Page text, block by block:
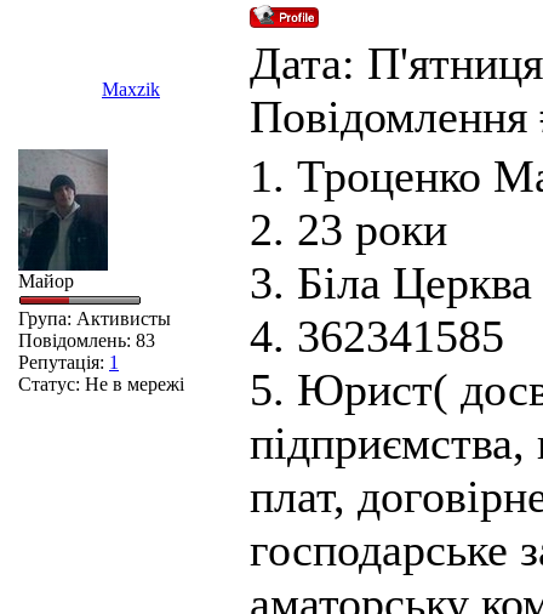
Maxzik
Дата:
Майор
Група: Активисты
Повідомлень: 83
Репутація: 1
Статус: Не в мережі
1. Троценко
2. 23 роки
3. Біла Церква
4. 362341585
5. Юрист(
підприємства,
плат,
господарське
аматорську